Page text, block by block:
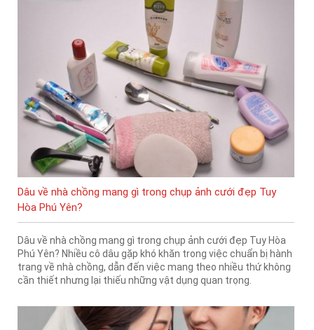
Dâu về nhà chồng mang gì trong chụp ảnh cưới đẹp Tuy
Hòa Phú Yên?
Dâu về nhà chồng mang gì trong chụp ảnh cưới đẹp Tuy Hòa
Phú Yên? Nhiều cô dâu gặp khó khăn trong việc chuẩn bị hành
trang về nhà chồng, dẫn đến việc mang theo nhiều thứ không
cần thiết nhưng lại thiếu những vật dụng quan trọng.